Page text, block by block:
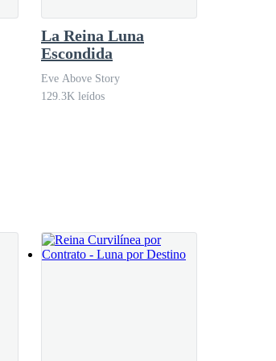
La Reina Luna
Escondida
Eve Above Story
129.3K leídos